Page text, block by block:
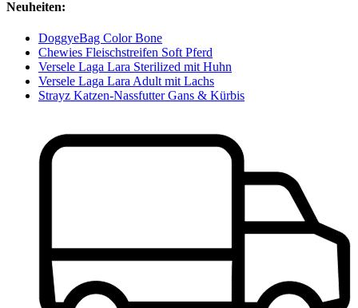
Neuheiten:
DoggyeBag Color Bone
Chewies Fleischstreifen Soft Pferd
Versele Laga Lara Sterilized mit Huhn
Versele Laga Lara Adult mit Lachs
Strayz Katzen-Nassfutter Gans & Kürbis